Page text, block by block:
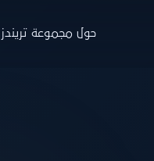
حول مجموعة تريندز